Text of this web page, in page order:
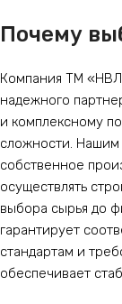
Почему
Компания ТМ
надежного
и комплексному
сложности. Нашим
собственное
осуществлять
выбора сырья до
гарантирует
стандартам и
обеспечивает